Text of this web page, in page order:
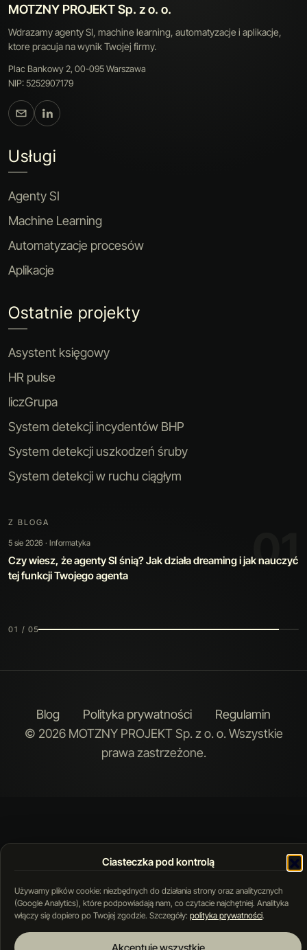
Ciasteczka pod kontrolą
Używamy plików cookie: niezbędnych do działania strony oraz analitycznych
(Google Analytics), które podpowiadają nam, co czytacie najchętniej. Analityka
włączy się dopiero po Twojej zgodzie. Szczegóły: polityka prywatności.
Akceptuję wszystkie
MOTZNY PROJEKT Sp. z o. o.
Wdrazamy agenty SI, machine learning, automatyzacje i aplikacje,
ktore pracuja na wynik Twojej firmy.
Plac Bankowy 2, 00-095 Warszawa
NIP: 5252907179
Usługi
Agenty SI
Machine Learning
Automatyzacje procesów
Aplikacje
Ostatnie projekty
Asystent księgowy
HR pulse
liczGrupa
System detekcji incydentów BHP
System detekcji uszkodzeń śruby
System detekcji w ruchu ciągłym
Z BLOGA 02
30 lip 2026 · Sztuczna inteligencja
Kiedy automatyzacja jest warta swojej ceny: jak zbudowaliśmy
narzędzie, które poprawia samo siebie
02 / 05
Blog Polityka prywatności
Regulamin
© 2026 MOTZNY PROJEKT Sp. z o. o. Wszystkie
prawa zastrzeżone.